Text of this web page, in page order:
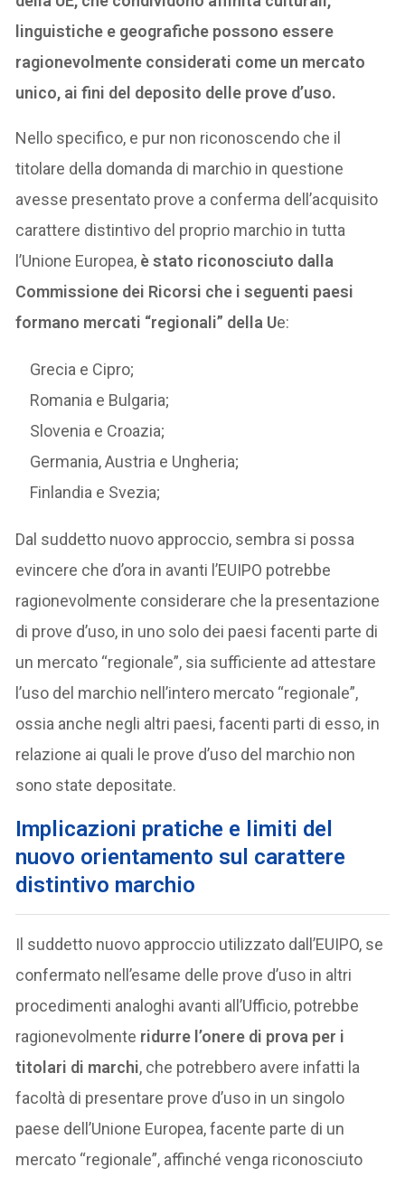
linguistiche e geografiche possono essere
ragionevolmente considerati come un mercato
unico, ai fini del deposito delle prove d’uso.
Nello specifico, e pur non riconoscendo che il
titolare della domanda di marchio in questione
avesse presentato prove a conferma dell’acquisito
carattere distintivo del proprio marchio in tutta
l’Unione Europea, è stato riconosciuto dalla
Commissione dei Ricorsi che i seguenti paesi
formano mercati “regionali” della Ue:
Grecia e Cipro;
Romania e Bulgaria;
Slovenia e Croazia;
Germania, Austria e Ungheria;
Finlandia e Svezia;
Dal suddetto nuovo approccio, sembra si possa
evincere che d’ora in avanti l’EUIPO potrebbe
ragionevolmente considerare che la presentazione
di prove d’uso, in uno solo dei paesi facenti parte di
un mercato “regionale”, sia sufficiente ad attestare
l’uso del marchio nell’intero mercato “regionale”,
ossia anche negli altri paesi, facenti parti di esso, in
relazione ai quali le prove d’uso del marchio non
sono state depositate.
Implicazioni pratiche e limiti del
nuovo orientamento sul carattere
distintivo marchio
Il suddetto nuovo approccio utilizzato dall’EUIPO, se
confermato nell’esame delle prove d’uso in altri
procedimenti analoghi avanti all’Ufficio, potrebbe
ragionevolmente ridurre l’onere di prova per i
titolari di marchi, che potrebbero avere infatti la
facoltà di presentare prove d’uso in un singolo
paese dell’Unione Europea, facente parte di un
mercato “regionale”, affinché venga riconosciuto